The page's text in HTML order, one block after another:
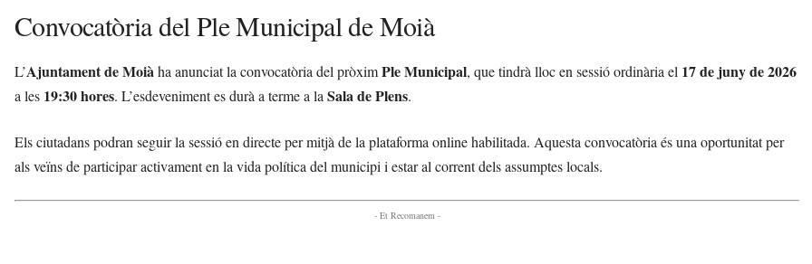
Convocatòria del Ple Municipal de Moià
L’Ajuntament de Moiàha anunciat la convocatòria del pròximPle Municipal, que tindrà lloc en sessió ordinària el 17 de juny de 2026
a les 19:30 hores. L’esdeveniment es durà a terme a laSala de Plens.
Els ciutadans podran seguir la sessió en directe per mitjà de la plataforma online habilitada. Aquesta convocatòria és una oportunitat per
als veïns de participar activament en la vida política del municipi i estar al corrent dels assumptes locals.
- Et Recomanem -